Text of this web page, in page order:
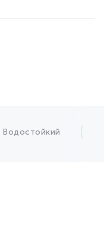
Водостойкий